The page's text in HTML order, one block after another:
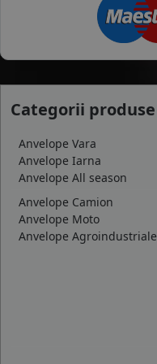
Categorii produse
Anvelope Vara
Anvelope Iarna
Anvelope All season
Anvelope Camion
Anvelope Moto
Anvelope Agroindustriale